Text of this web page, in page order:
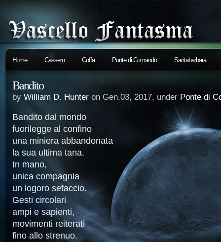
Home Cassero Coffa Ponte di Comando Santabarbara
Bandito
by William D. Hunter on Gen.03, 2017, under Ponte di
Bandito dal mondo
fuorilegge al confino
una miniera abbandonata
la sua ultima tana.
In mano,
unica compagnia
un logoro setaccio.
Gesti circolari
ampi e sapienti,
movimenti reiterati
fino allo strenuo.